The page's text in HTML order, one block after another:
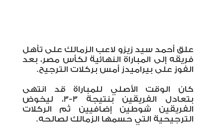
علق أحمد سيد زيزو لاعب الزمالك على تأهل
فريقه إلى المباراة النهائية لكأس مصر، بعد
الفوز على بيراميدز أمس بركلات الترجيح.
كان الوقت الأصلي للمباراة قد انتهى
بتعادل الفريقين بنتيجة 3-3، ليخوض
الفريقين شوطين إضافيين ثم الركلات
الترجيحية التي حسمها الزمالك لصالحه.